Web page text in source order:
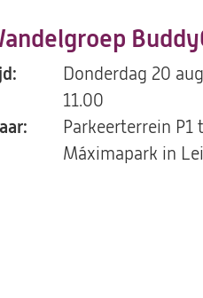
Donderdag 20
11.00
Parkeerterrein P1
Máximapark in